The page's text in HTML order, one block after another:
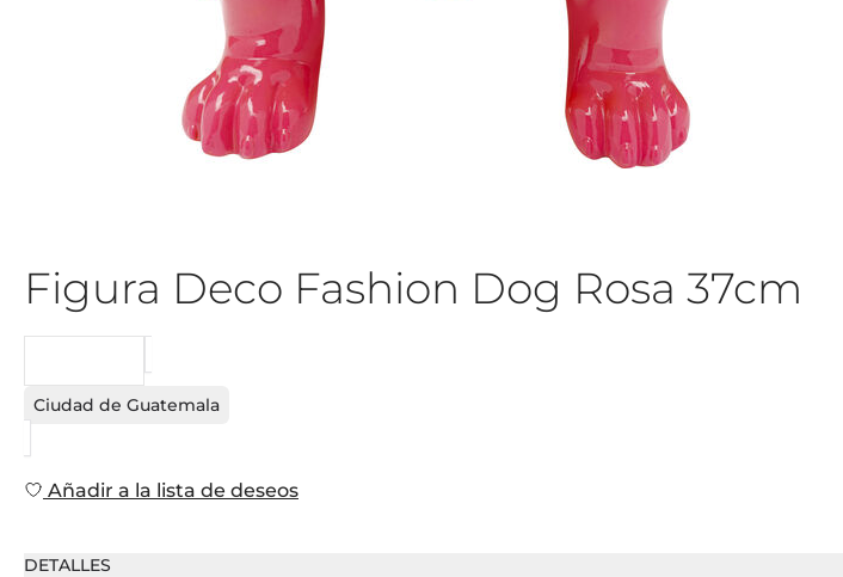
Figura Deco Fashion Dog Rosa 37cm
Ciudad de Guatemala
Añadir a la lista de deseos
DETALLES